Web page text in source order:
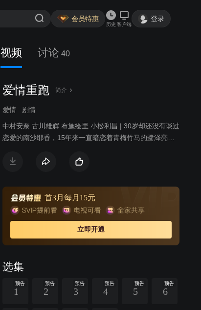
会员特惠
历史 客户端
登录
视频 讨论 40
爱情重跑 简介
爱情 剧情
中村安奈 古川雄辉 布施绘里 小松利昌 | 30岁却还没有谈过
恋爱的南沙耶香，15年来一直暗恋着青梅竹马的鹭泽亮
叫町田翔平的男人，说正在和她同居交往中，而且两个人
她的心也在这两个男人之间动摇了……
首3月每月15元
立即开通
选集
预告
1
预告
2
预告
3
预告
4
预告
5
预告
6